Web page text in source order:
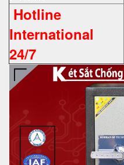
Hotline
International
24/7